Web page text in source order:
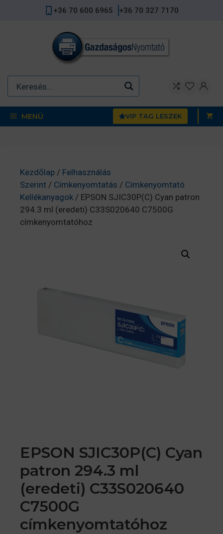
+36 70 600 6965 +36 70 327 7170
MENÜ VIP TAG LESZEK
Kezdőlap / Felhasználás
Szerint / Címkenyomtatás / Címkenyomtató
Kellékanyagok / EPSON SJIC30P(C) Cyan patron
294.3 ml (eredeti) C33S020640 C7500G
címkenyomtatóhoz
EPSON SJIC30P(C) Cyan
patron 294.3 ml
(eredeti) C33S020640
C7500G
címkenyomtatóhoz